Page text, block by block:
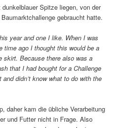
Spitze liegen, von der
gebraucht hatte.
year and one I like. When I was
time ago I thought this would be a
skirt. Because there also was a
that I had bought for a Challenge
didn’t know what to do with the
daher kam die übliche Verarbeitung
und Futter nicht in Frage. Also